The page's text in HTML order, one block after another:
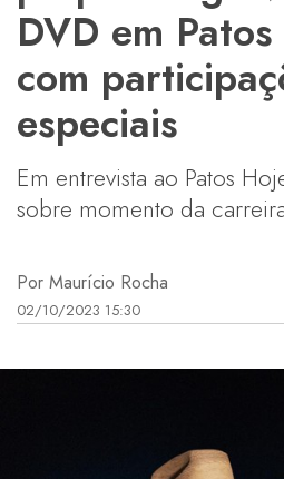
DVD em
com
especiais
Em entrevista ao Patos
sobre momento da
Por Maurício Rocha
02/10/2023 15:30